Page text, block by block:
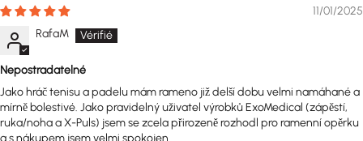
11/01/2025
RafaM
Nepostradatelné
Jako hráč tenisu a padelu mám rameno již delší dobu velmi namáhané a
mírně bolestivé. Jako pravidelný uživatel výrobků ExoMedical (zápěstí,
ruka/noha a X-Puls) jsem se zcela přirozeně rozhodl pro ramenní opěrku